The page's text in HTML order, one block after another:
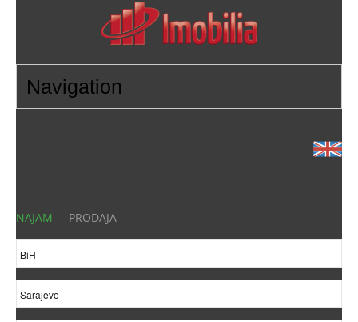
NAJAM PRODAJA